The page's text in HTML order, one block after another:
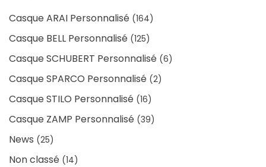
Casque ARAI Personnalisé (164)
Casque BELL Personnalisé (125)
Casque SCHUBERT Personnalisé (6)
Casque SPARCO Personnalisé (2)
Casque STILO Personnalisé (16)
Casque ZAMP Personnalisé (39)
News (25)
Non classé (14)